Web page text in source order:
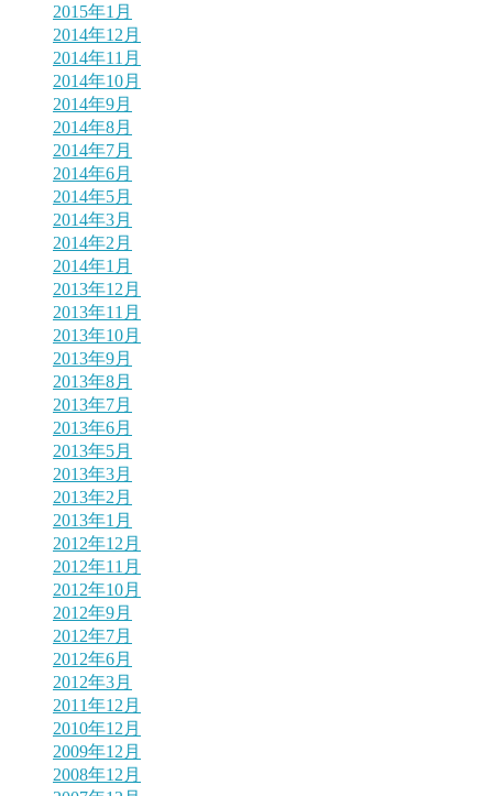
2015年1月
2014年12月
2014年11月
2014年10月
2014年9月
2014年8月
2014年7月
2014年6月
2014年5月
2014年3月
2014年2月
2014年1月
2013年12月
2013年11月
2013年10月
2013年9月
2013年8月
2013年7月
2013年6月
2013年5月
2013年3月
2013年2月
2013年1月
2012年12月
2012年11月
2012年10月
2012年9月
2012年7月
2012年6月
2012年3月
2011年12月
2010年12月
2009年12月
2008年12月